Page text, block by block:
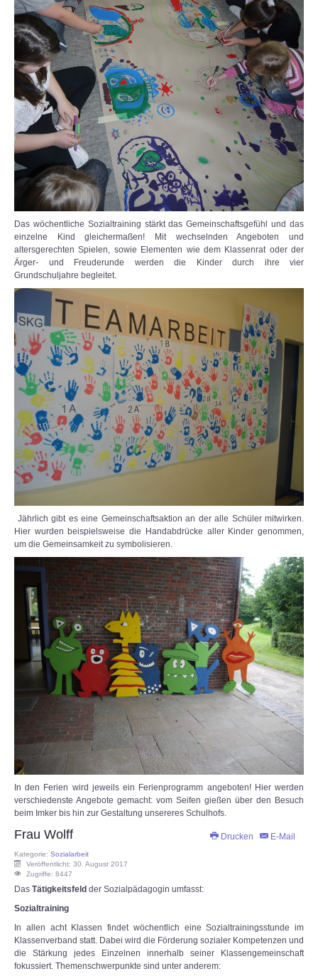
Das wöchentliche Sozialtraining stärkt das Gemeinschaftsgefühl und das
einzelne Kind gleichermaßen! Mit wechselnden Angeboten und
altersgerechten Spielen, sowie Elementen wie dem Klassenrat oder der
Ärger- und Freuderunde werden die Kinder durch ihre vier
Grundschuljahre begleitet.
Jährlich gibt es eine Gemeinschaftsaktion an der alle Schüler mitwirken.
Hier wurden beispielsweise die Handabdrücke aller Kinder genommen,
um die Gemeinsamkeit zu symbolisieren.
In den Ferien wird jeweils ein Ferienprogramm angeboten! Hier werden
verschiedenste Angebote gemacht: vom Seifen gießen über den Besuch
beim Imker bis hin zur Gestaltung unsereres Schulhofs.
Drucken E-Mail
Frau Wolff
Kategorie: Sozialarbeit
Veröffentlicht: 30. August 2017
Zugriffe: 8447
Das Tätigkeitsfeld der Sozialpädagogin umfasst:
Sozialtraining
In allen acht Klassen findet wöchentlich eine Sozialtrainingsstunde im
Klassenverband statt. Dabei wird die Förderung sozialer Kompetenzen und
die Stärkung jedes Einzelnen innerhalb seiner Klassengemeinschaft
fokussiert. Themenschwerpunkte sind unter anderem: